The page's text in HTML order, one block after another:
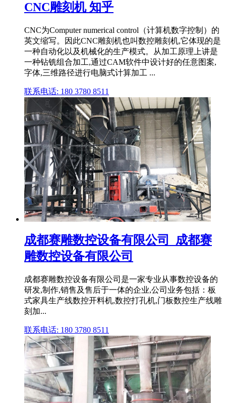
CNC雕刻机 知乎
CNC为Computer numerical control（计算机数字控制）的
英文缩写。因此CNC雕刻机也叫数控雕刻机,它体现的是
一种自动化以及机械化的生产模式。从加工原理上讲是
一种钻铣组合加工,通过CAM软件中设计好的任意图案,
字体,三维路径进行电脑式计算加工 ...
联系电话: 180 3780 8511
成都赛雕数控设备有限公司_成都赛
雕数控设备有限公司
成都赛雕数控设备有限公司是一家专业从事数控设备的
研发,制作,销售及售后于一体的企业,公司业务包括：板
式家具生产线数控开料机,数控打孔机,门板数控生产线雕
刻加...
联系电话: 180 3780 8511